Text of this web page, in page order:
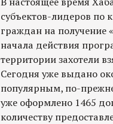
субъектов-лидеров по
граждан на получение
начала действия
территории захотели
Сегодня уже выдано
популярным, по-
уже оформлено 1465
количеству